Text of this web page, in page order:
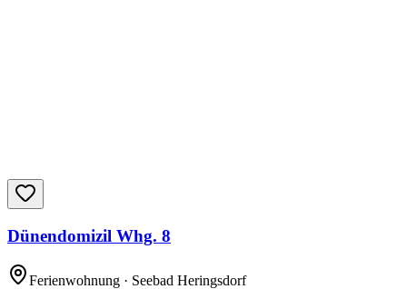
Dünendomizil Whg. 8
Ferienwohnung · Seebad Heringsdorf